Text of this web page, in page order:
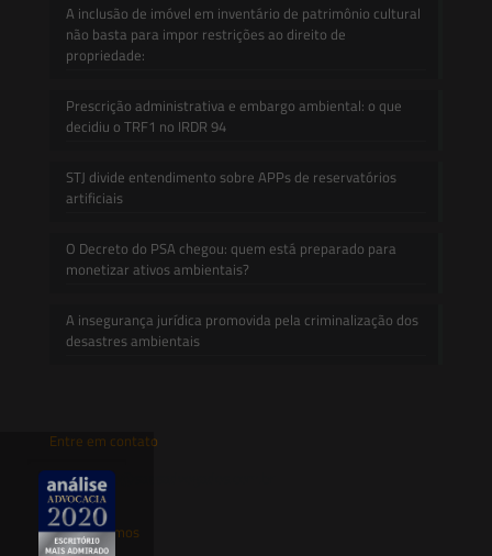
A inclusão de imóvel em inventário de patrimônio cultural
não basta para impor restrições ao direito de
propriedade:
Prescrição administrativa e embargo ambiental: o que
decidiu o TRF1 no IRDR 94
STJ divide entendimento sobre APPs de reservatórios
artificiais
O Decreto do PSA chegou: quem está preparado para
monetizar ativos ambientais?
A insegurança jurídica promovida pela criminalização dos
desastres ambientais
Entre em contato
contato@saesadvogados.com.br
Onde estamos